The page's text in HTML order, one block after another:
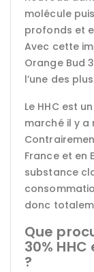
molécule
profonds et
Avec cette
Orange Bud
l’une des
Le HHC est
marché il y a
France et en
substance
donc
Que
30%
?